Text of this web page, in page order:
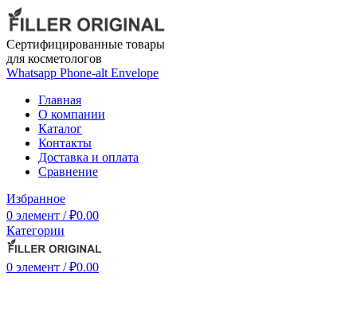
Сертифицированные товары
для косметологов
Whatsapp Phone-alt Envelope
Главная
О компании
Каталог
Контакты
Доставка и оплата
Сравнение
Избранное
0 элемент / ₽0.00
Категории
0 элемент / ₽0.00